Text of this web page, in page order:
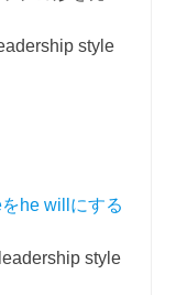
style
he willにする
style